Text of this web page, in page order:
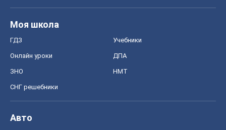
Моя школа
ГДЗ Учебники
Онлайн уроки ДПА
ЗНО НМТ
СНГ решебники
Авто